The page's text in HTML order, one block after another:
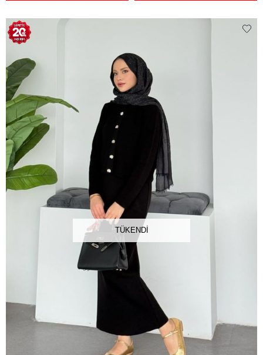
TÜKENDI